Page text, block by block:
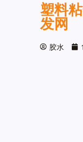
塑料
发网
胶水